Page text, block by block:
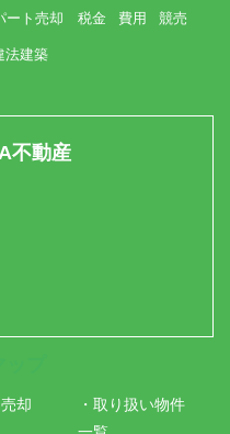
ート売却 税金 費用 競売
法建築
不動産
却
・取り扱い物件